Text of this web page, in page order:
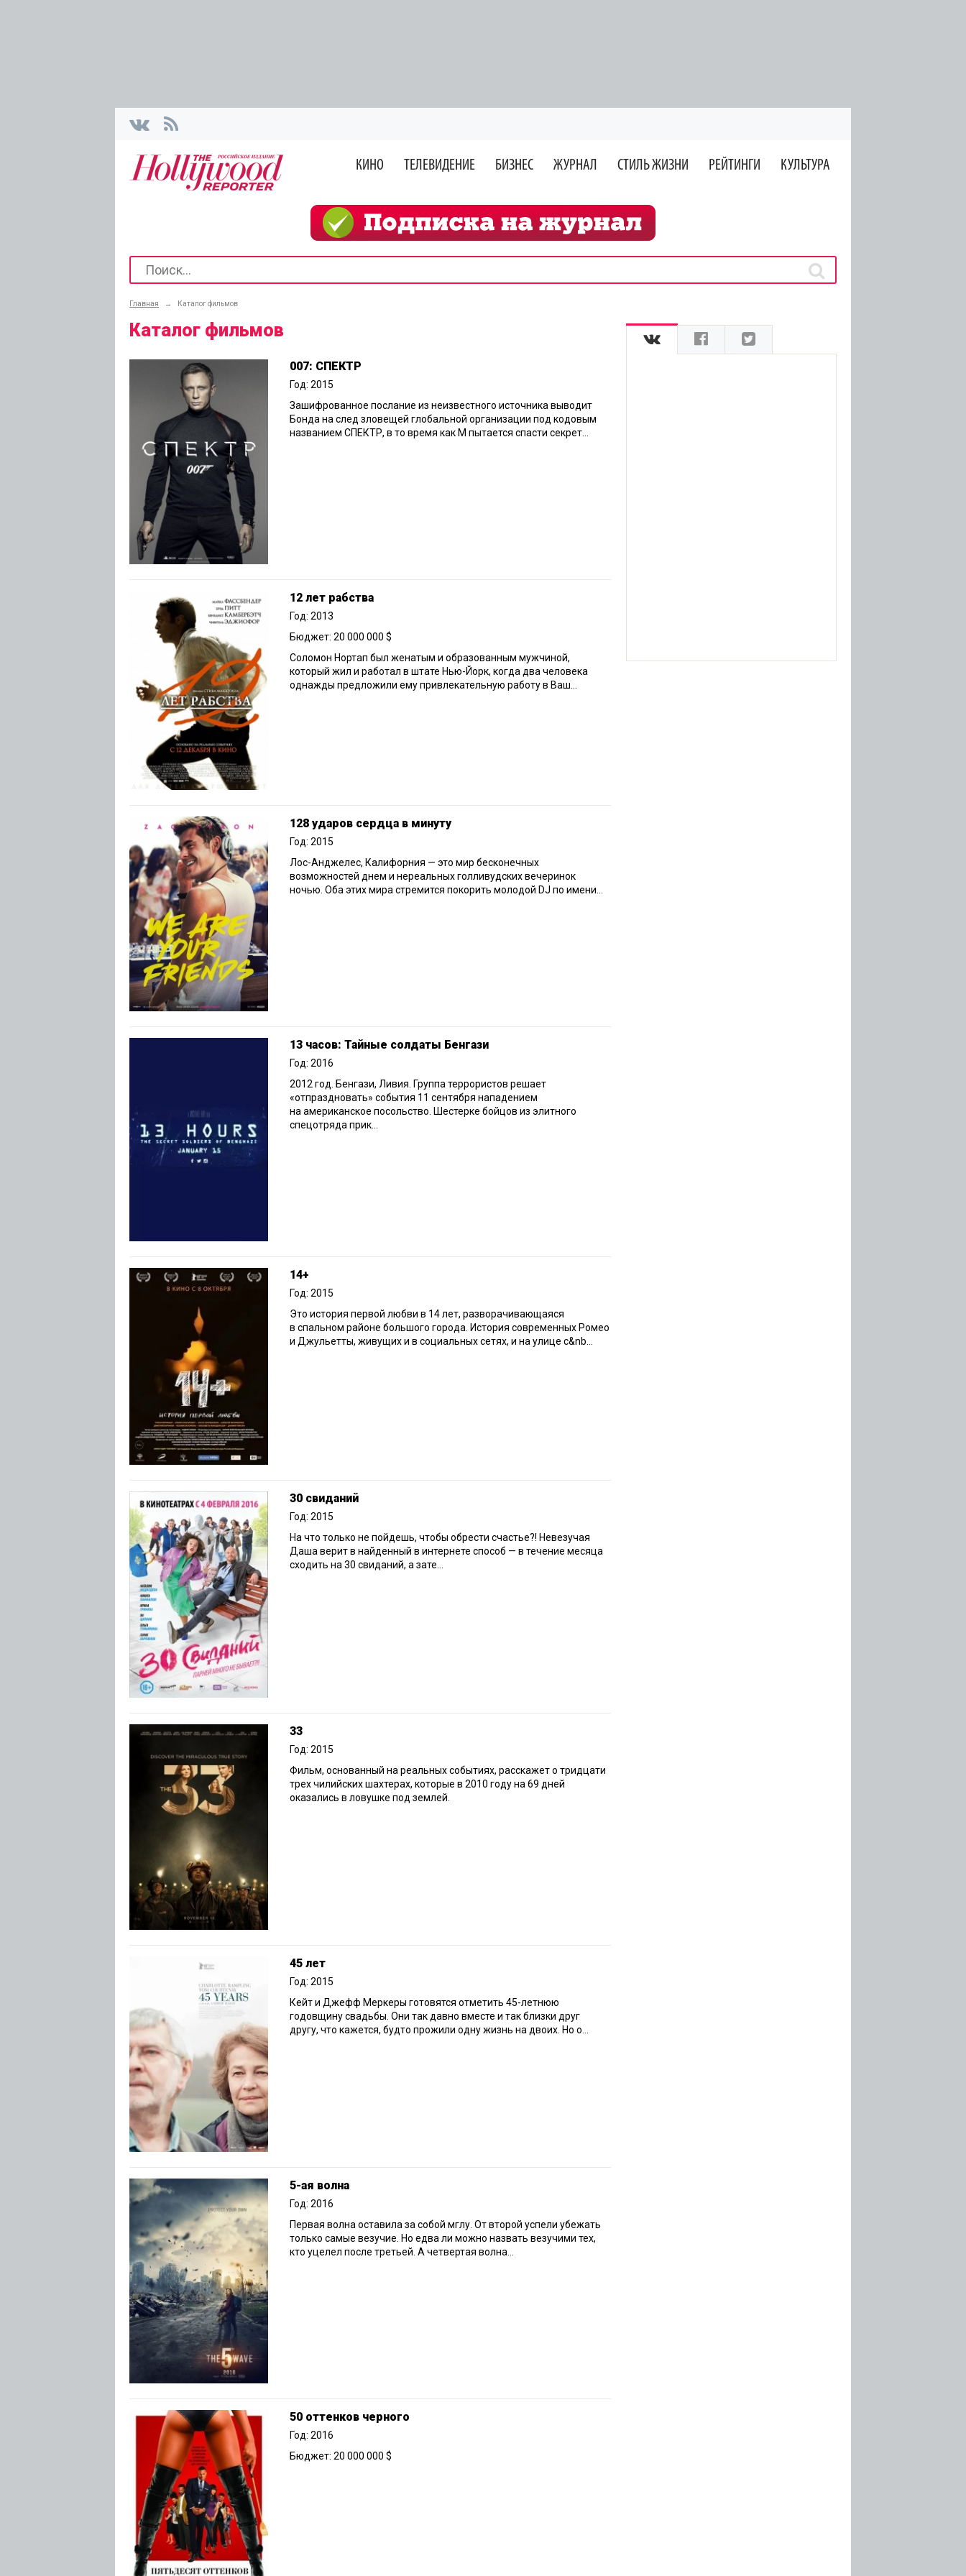
КИНО ТЕЛЕВИДЕНИЕ БИЗНЕС ЖУРНАЛ СТИЛЬ ЖИЗНИ РЕЙТИНГИ КУЛЬТУРА
Главная → Каталог фильмов
Каталог фильмов
007: СПЕКТР
Год: 2015
Зашифрованное послание из неизвестного источника выводит
Бонда на след зловещей глобальной организации под кодовым
названием СПЕКТР, в то время как М пытается спасти секрет...
12 лет рабства
Год: 2013
Бюджет: 20 000 000 $
Соломон Нортап был женатым и образованным мужчиной,
который жил и работал в штате Нью-Йорк, когда два человека
однажды предложили ему привлекательную работу в Ваш...
128 ударов сердца в минуту
Год: 2015
Лос-Анджелес, Калифорния — это мир бесконечных
возможностей днем и нереальных голливудских вечеринок
ночью. Оба этих мира стремится покорить молодой DJ по имени...
13 часов: Тайные солдаты Бенгази
Год: 2016
2012 год. Бенгази, Ливия. Группа террористов решает
«отпраздновать» события 11 сентября нападением
на американское посольство. Шестерке бойцов из элитного
спецотряда прик...
14+
Год: 2015
Это история первой любви в 14 лет, разворачивающаяся
в спальном районе большого города. История современных Ромео
и Джульетты, живущих и в социальных сетях, и на улице с&nb...
30 свиданий
Год: 2015
На что только не пойдешь, чтобы обрести счастье?! Невезучая
Даша верит в найденный в интернете способ — в течение месяца
сходить на 30 свиданий, а зате...
33
Год: 2015
Фильм, основанный на реальных событиях, расскажет о тридцати
трех чилийских шахтерах, которые в 2010 году на 69 дней
оказались в ловушке под землей.
45 лет
Год: 2015
Кейт и Джефф Меркеры готовятся отметить 45-летнюю
годовщину свадьбы. Они так давно вместе и так близки друг
другу, что кажется, будто прожили одну жизнь на двоих. Но о...
5-ая волна
Год: 2016
Первая волна оставила за собой мглу. От второй успели убежать
только самые везучие. Но едва ли можно назвать везучими тех,
кто уцелел после третьей. А четвертая волна...
50 оттенков черного
Год: 2016
Бюджет: 20 000 000 $